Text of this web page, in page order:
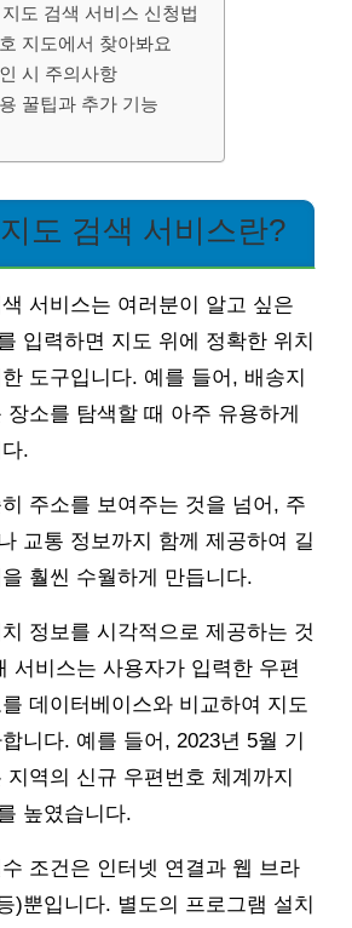
도 검색 서비스 신청법
지도에서 찾아봐요
시 주의사항
꿀팁과 추가 기능
도 검색 서비스란?
서비스는 여러분이 알고 싶은
입력하면 지도 위에 정확한 위치
도구입니다. 예를 들어, 배송지
소를 탐색할 때 아주 유용하게
.
주소를 보여주는 것을 넘어, 주
교통 정보까지 함께 제공하여 길
훨씬 수월하게 만듭니다.
정보를 시각적으로 제공하는 것
서비스는 사용자가 입력한 우편
데이터베이스와 비교하여 지도
니다. 예를 들어, 2023년 5월 기
역의 신규 우편번호 체계까지
높였습니다.
조건은 인터넷 연결과 웹 브라
)뿐입니다. 별도의 프로그램 설치